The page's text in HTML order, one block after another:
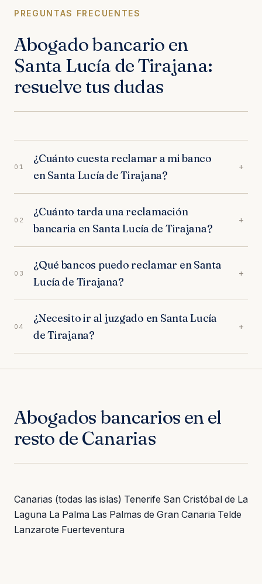
PREGUNTAS FRECUENTES
Abogado bancario en
Santa Lucía de Tirajana:
resuelve tus dudas
01
¿Cuánto cuesta reclamar a mi banco
en Santa Lucía de Tirajana?
+
Santa Lucía de Tirajana trabajan exclusivamente
a éxito: trabajamos orientados a resultados. Sin
provisión de fondos, sin cuotas mensuales.
02
¿Cuánto tarda una reclamación
bancaria en Santa Lucía de Tirajana?
+
juzgados de Santa Lucía de Tirajana, los
procedimientos duran entre 10-14 meses.
Muchos bancos negocian acuerdos
extrajudiciales en las primeras semanas.
03
¿Qué bancos puedo reclamar en Santa
Lucía de Tirajana?
+
Sabadell, BBVA, Santander y cualquier otra. En
Canarias, CaixaBank es la entidad con más
reclamaciones.
04
¿Necesito ir al juzgado en Santa Lucía
de Tirajana?
+
Abogados bancarios en el
resto de Canarias
Canarias (todas las islas) Tenerife San Cristóbal de La
Laguna La Palma Las Palmas de Gran Canaria Telde
Lanzarote Fuerteventura